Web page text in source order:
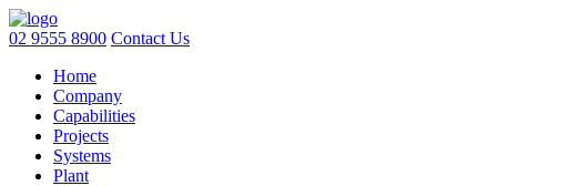
02 9555 8900 Contact Us
Home
Company
Capabilities
Projects
Systems
Plant